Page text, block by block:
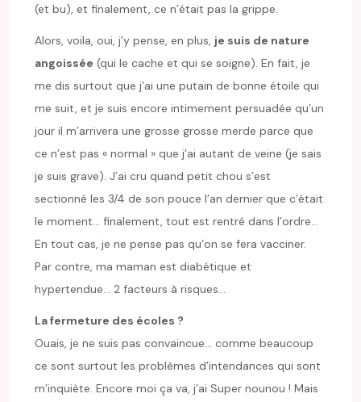
(et bu), et finalement, ce n’était pas la grippe.
Alors, voila, oui, j’y pense, en plus, je suis de nature
angoissée (qui le cache et qui se soigne). En fait, je
me dis surtout que j’ai une putain de bonne étoile qui
me suit, et je suis encore intimement persuadée qu’un
jour il m’arrivera une grosse grosse merde parce que
ce n’est pas « normal » que j’ai autant de veine (je sais
je suis grave). J’ai cru quand petit chou s’est
sectionné les 3/4 de son pouce l’an dernier que c’était
le moment… finalement, tout est rentré dans l’ordre…
En tout cas, je ne pense pas qu’on se fera vacciner.
Par contre, ma maman est diabétique et
hypertendue… 2 facteurs à risques…
La fermeture des écoles ?
Ouais, je ne suis pas convaincue… comme beaucoup
ce sont surtout les problèmes d’intendances qui sont
m’inquiète. Encore moi ça va, j’ai Super nounou ! Mais